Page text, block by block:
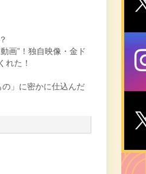
画”！独自映像・金ド
れた！
」に密かに仕込んだ